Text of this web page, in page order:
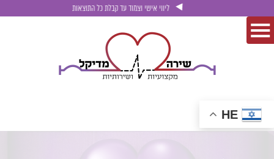
ליווי אישי וצמוד עד קבלת כל התוצאות
HE